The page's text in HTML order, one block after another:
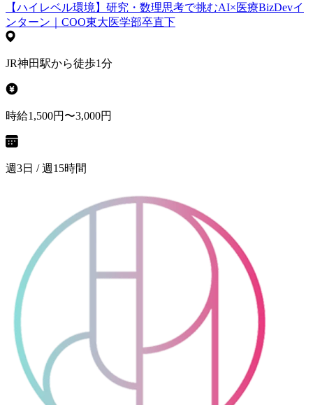
【ハイレベル環境】研究・数理思考で挑むAI×医療BizDevイ
ンターン｜COO東大医学部卒直下
JR神田駅から徒歩1分
時給1,500円〜3,000円
週3日 / 週15時間